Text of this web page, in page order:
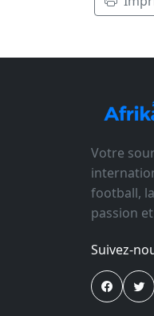
Votre
football,
passion
Suivez-